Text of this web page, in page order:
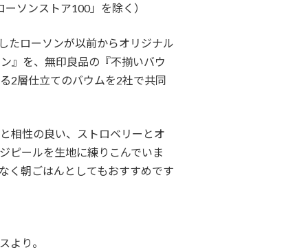
ソンストア100」を除く）
ローソンが以前からオリジナル
』を、無印良品の『不揃いバウ
2層仕立てのバウムを2社で共同
相性の良い、ストロベリーとオ
ピールを生地に練りこんでいま
く朝ごはんとしてもおすすめです
より。